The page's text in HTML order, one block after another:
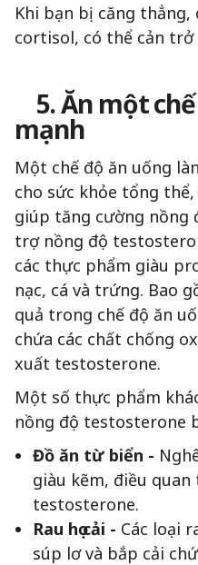
Khi bạn bị căng
cortisol, có thể cản
5. Ăn một
mạnh
Một chế độ ăn uống
cho sức khỏe tổng
giúp tăng cường nồng
trợ nồng độ
các thực phẩm giàu
nạc, cá và trứng. Bao
quả trong chế độ ăn
chứa các chất chống
xuất testosterone.
Một số thực phẩm
nồng độ testosterone
Đồ ăn từ biển -
giàu kẽm, điều quan
testosterone.
Rau họ cải - Các loại
súp lơ và bắp cải